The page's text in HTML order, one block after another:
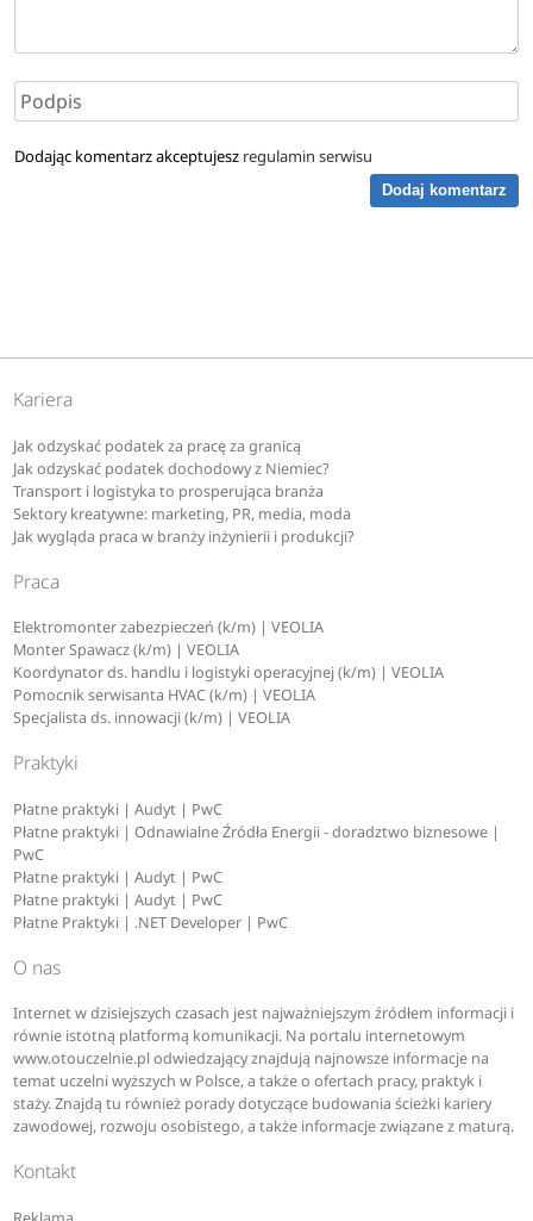
Dodając komentarz akceptujesz regulamin serwisu
Dodaj komentarz
Kariera
Jak odzyskać podatek za pracę za granicą
Jak odzyskać podatek dochodowy z Niemiec?
Transport i logistyka to prosperująca branża
Sektory kreatywne: marketing, PR, media, moda
Jak wygląda praca w branży inżynierii i produkcji?
Praca
Elektromonter zabezpieczeń (k/m) | VEOLIA
Monter Spawacz (k/m) | VEOLIA
Koordynator ds. handlu i logistyki operacyjnej (k/m) | VEOLIA
Pomocnik serwisanta HVAC (k/m) | VEOLIA
Specjalista ds. innowacji (k/m) | VEOLIA
Praktyki
Płatne praktyki | Audyt | PwC
Płatne praktyki | Odnawialne Źródła Energii - doradztwo biznesowe |
PwC
Płatne praktyki | Audyt | PwC
Płatne praktyki | Audyt | PwC
Płatne Praktyki | .NET Developer | PwC
O nas
Internet w dzisiejszych czasach jest najważniejszym źródłem informacji i
równie istotną platformą komunikacji. Na portalu internetowym
www.otouczelnie.pl odwiedzający znajdują najnowsze informacje na
temat uczelni wyższych w Polsce, a także o ofertach pracy, praktyk i
staży. Znajdą tu również porady dotyczące budowania ścieżki kariery
zawodowej, rozwoju osobistego, a także informacje związane z maturą.
Kontakt